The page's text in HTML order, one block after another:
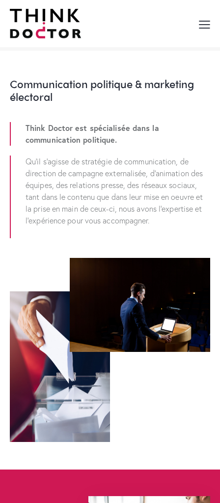
Communication politique& marketing
électoral
Think Doctor est spécialisée dans la
communication politique.
Qu’il s’agisse de stratégie de communication, de
direction de campagne externalisée, d’animation des
équipes, des relations presse, des réseaux sociaux,
tant dans le contenu que dans leur mise en oeuvre et
la prise en main de ceux-ci, nous avons l’expertise et
l’expérience pour vous accompagner.